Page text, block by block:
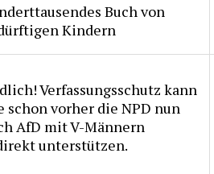
Buch von
Kindern
Verfassungsschutz kann
schon vorher die NPD nun
AfD mit V-Männern
unterstützen.